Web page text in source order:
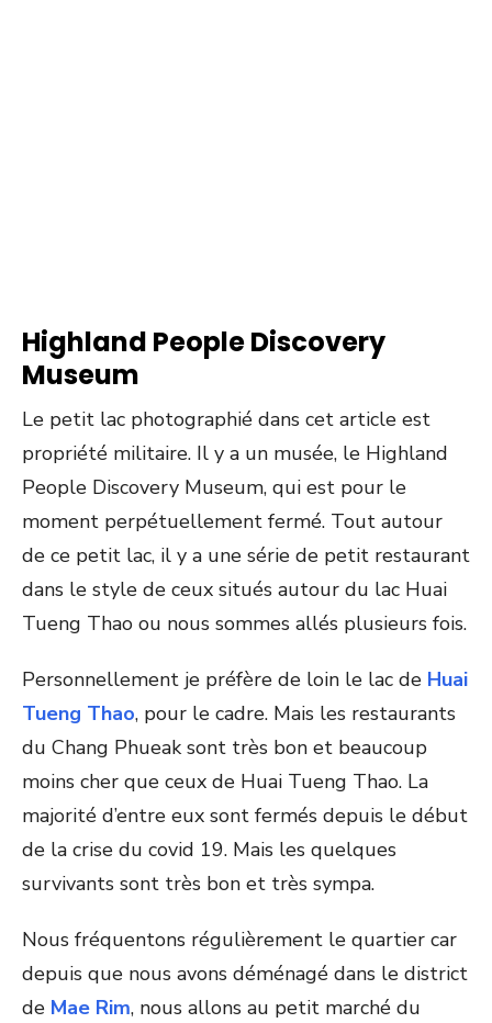
Highland People Discovery
Museum
Le petit lac photographié dans cet article est
propriété militaire. Il y a un musée, le Highland
People Discovery Museum, qui est pour le
moment perpétuellement fermé. Tout autour
de ce petit lac, il y a une série de petit restaurant
dans le style de ceux situés autour du lac Huai
Tueng Thao ou nous sommes allés plusieurs fois.
Personnellement je préfère de loin le lac de Huai
Tueng Thao, pour le cadre. Mais les restaurants
du Chang Phueak sont très bon et beaucoup
moins cher que ceux de Huai Tueng Thao. La
majorité d’entre eux sont fermés depuis le début
de la crise du covid 19. Mais les quelques
survivants sont très bon et très sympa.
Nous fréquentons régulièrement le quartier car
depuis que nous avons déménagé dans le district
de Mae Rim, nous allons au petit marché du